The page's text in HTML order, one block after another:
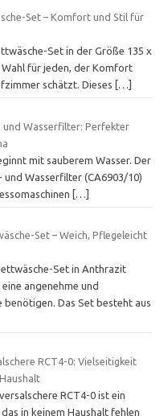
Set – Komfort und Stil für
Set in der Größe 135 x
für jeden, der Komfort
schätzt. Dieses
[…]
und Wasserfilter: Perfekter
mit sauberem Wasser. Der
und Wasserfilter (CA6903/10)
[…]
Set – Weich, Pflegeleicht
Set in Anthrazit
angenehme und
Das Set besteht aus
RCT4-0: Vielseitigkeit
RCT4-0 ist ein
in keinem Haushalt fehlen